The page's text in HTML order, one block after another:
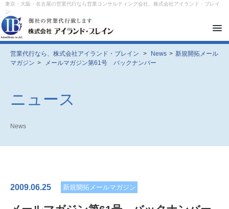
東京・大阪・名古屋の営業代行なら営業コンサルティング会社、株式会社アイランド・ブレイ
ン
メ
ュ
ー
営業代行なら、株式会社アイランド・ブレイン > News > 新規開拓メール
マガジン > メールマガジン第61号 バックナンバー
ニュース
News
2009.06.25 新規開拓メールマガジン